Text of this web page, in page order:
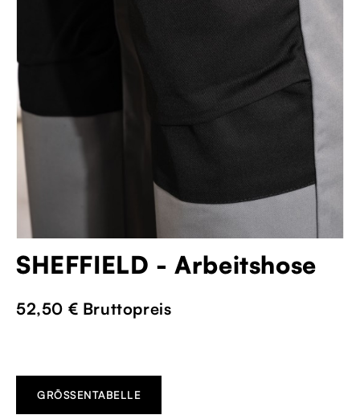
SHEFFIELD - Arbeitshose
52,50 € Bruttopreis
GRÖSSENTABELLE